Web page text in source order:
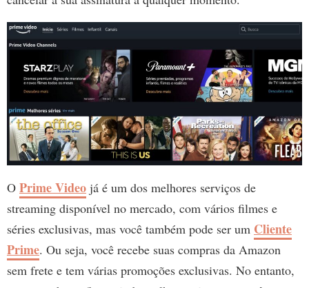
O Prime Video já é um dos melhores serviços de
streaming disponível no mercado, com vários filmes e
séries exclusivas, mas você também pode ser um Cliente
Prime. Ou seja, você recebe suas compras da Amazon
sem frete e tem várias promoções exclusivas. No entanto,